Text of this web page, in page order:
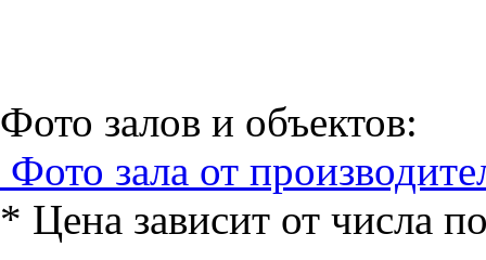
Фото залов и объектов:
Фото зала от
* Цена зависит от числа